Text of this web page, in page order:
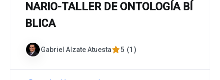
NARIO-TALLER DE ONTOLOGÍA BÍ
BLICA
Gabriel Alzate Atuesta 5 (1)